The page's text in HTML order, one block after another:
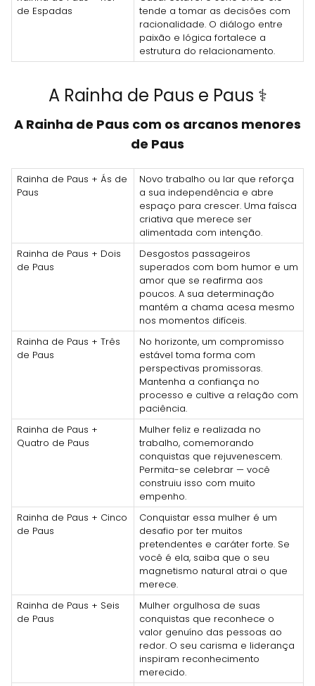
de Espadas
tende a tomar as decisões com
racionalidade. O diálogo entre
paixão e lógica fortalece a
estrutura do relacionamento.
A Rainha de Paus e Paus ⚕️
A Rainha de Paus com os arcanos menores
de Paus
Rainha de Paus + Ás de
Paus
Novo trabalho ou lar que reforça
a sua independência e abre
espaço para crescer. Uma faísca
criativa que merece ser
alimentada com intenção.
Rainha de Paus + Dois
de Paus
Desgostos passageiros
superados com bom humor e um
amor que se reafirma aos
poucos. A sua determinação
mantém a chama acesa mesmo
nos momentos difíceis.
Rainha de Paus + Três
de Paus
No horizonte, um compromisso
estável toma forma com
perspectivas promissoras.
Mantenha a confiança no
processo e cultive a relação com
paciência.
Rainha de Paus +
Quatro de Paus
Mulher feliz e realizada no
trabalho, comemorando
conquistas que rejuvenescem.
Permita-se celebrar — você
construiu isso com muito
empenho.
Rainha de Paus + Cinco
de Paus
Conquistar essa mulher é um
desafio por ter muitos
pretendentes e caráter forte. Se
você é ela, saiba que o seu
magnetismo natural atrai o que
merece.
Rainha de Paus + Seis
de Paus
Mulher orgulhosa de suas
conquistas que reconhece o
valor genuíno das pessoas ao
redor. O seu carisma e liderança
inspiram reconhecimento
merecido.